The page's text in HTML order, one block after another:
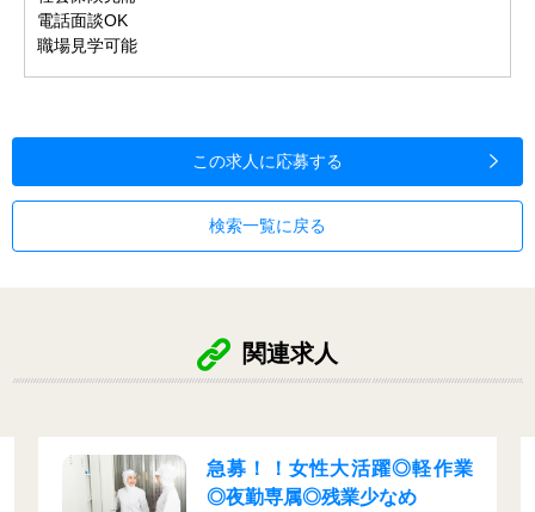
電話面談OK
職場見学可能
この求人に応募する
検索一覧に戻る
関連求人
急募！！女性大活躍◎軽作業
◎夜勤専属◎残業少なめ